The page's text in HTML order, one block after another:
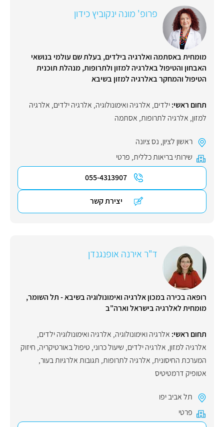
פרופ' מונה ינקוביץ כידון
מומחית באסתמה ואלרגיה בילדים, בעלת שם עולמי בנושאי
האבחון והטיפול באלרגיה למזון ולתרופות, מנהלת תוכנית
הטיפול והמחקר באלרגיה למזון בשיבא
תחום ראשי:ילדים, אלרגיה ואימונולוגיה, אלרגיה ילדים, אלרגיה
למזון, אלרגיה לתרופות, אסתמה
ראשון לציון, נס ציונה
שירותי בריאות כללית, פרטי
055-4313907
יצירת קשר
ד"ר אירנה אופנגנדן
רופאה בכירה במכון אלרגיה ואימונולוגיה בשיבא - תל השומר,
מומחית לאלרגיה בישראל וארה"ב
תחום ראשי: אלרגיה ואימונולוגיה, אלרגיה ואימונולוגיה ילדים,
אלרגיה למזון, אלרגיה ילדים, שיעול כרוני, טיפול באורטיקריה, חיזוק
המערכת החיסונית, אלרגיה לתרופות, תגובות אלרגיות בעור,
אטופיק דרמטיטיס
תל אביב יפו
פרטי